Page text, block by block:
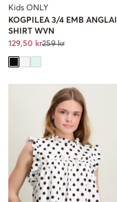
Kids ONLY
KOGPILEA 3/4 EMB
SHIRT WVN
129,50 kr259 kr